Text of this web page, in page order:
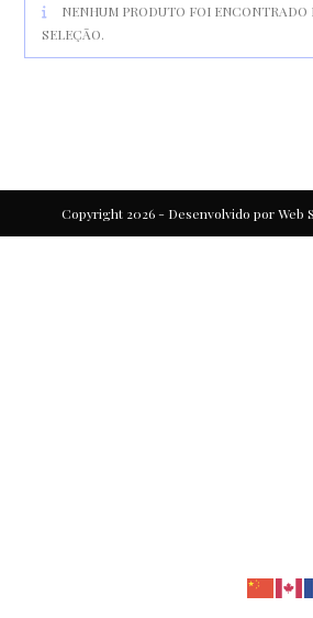
NENHUM PRODUTO FOI ENCONTRADO
SELEÇÃO.
Copyright 2026 - Desenvolvido porWeb